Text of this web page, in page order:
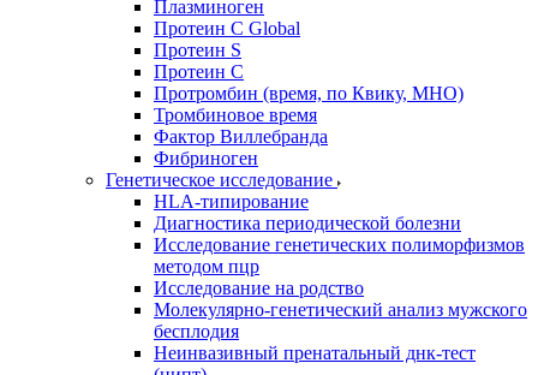
Плазминоген
Протеин C Global
Протеин S
Протеин С
Протромбин (время, по Квику, МНО)
Тромбиновое время
Фактор Виллебранда
Фибриноген
Генетическое исследование
HLA-типирование
Диагностика периодической болезни
Исследование генетических полиморфизмов
методом пцр
Исследование на родство
Молекулярно-генетический анализ мужского
бесплодия
Неинвазивный пренатальный днк-тест